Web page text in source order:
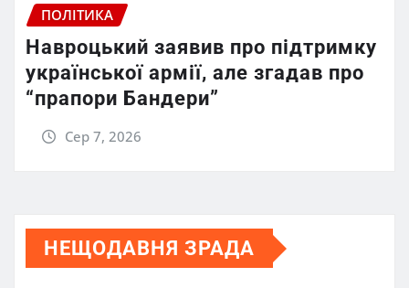
ПОЛІТИКА
Навроцький заявив про підтримку
української армії, але згадав про
“прапори Бандери”
Сер 7, 2026
НЕЩОДАВНЯ ЗРАДА